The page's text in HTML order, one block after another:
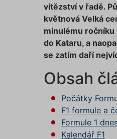
vítězství v řadě.
květnová Velká
minulému ročníku
do Kataru, a
se zatím daří
Obsah
Počátky
F1 formule a
Formule 1
Kalendář F1